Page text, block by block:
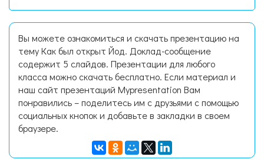
Вы можете ознакомиться и скачать презентацию на
тему Как был открыт Йод. Доклад-сообщение
содержит 5 слайдов. Презентации для любого
класса можно скачать бесплатно. Если материал и
наш сайт презентаций Mypresentation Вам
понравились – поделитесь им с друзьями с помощью
социальных кнопок и добавьте в закладки в своем
браузере.